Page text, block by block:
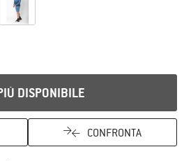
DISPONIBILE
CONFRONTA